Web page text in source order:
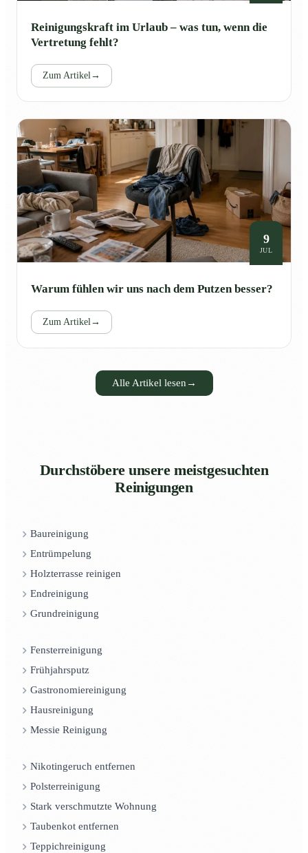
Reinigungskraft im Urlaub – was tun, wenn die
Vertretung fehlt?
Zum Artikel→
9
JUL
Warum fühlen wir uns nach dem Putzen besser?
Zum Artikel→
Alle Artikel lesen →
Durchstöbere unsere meistgesuchten
Reinigungen
Baureinigung
Entrümpelung
Holzterrasse reinigen
Endreinigung
Grundreinigung
Fensterreinigung
Frühjahrsputz
Gastronomiereinigung
Hausreinigung
Messie Reinigung
Nikotingeruch entfernen
Polsterreinigung
Stark verschmutzte Wohnung
Taubenkot entfernen
Teppichreinigung